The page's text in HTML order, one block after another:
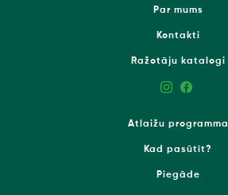
Par mums
Kontakti
Ražotāju katalogi
Atlaižu programma
Kad pasūtīt?
Piegāde